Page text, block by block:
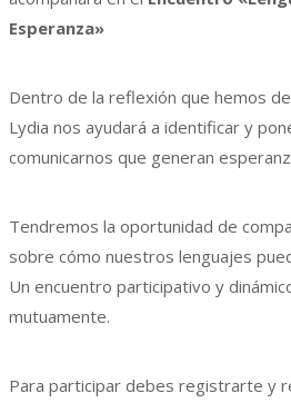
Esperanza»
Dentro de la reflexión que hemos
Lydia nos ayudará a identificar y
comunicarnos que generan
Tendremos la oportunidad de
sobre cómo nuestros lenguajes
Un encuentro participativo y
mutuamente.
Para participar debes registrarte y